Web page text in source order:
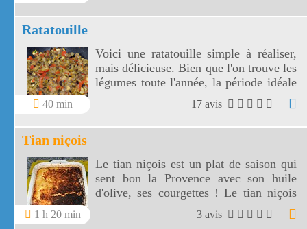
Ratatouille
40 min
Voici une ratatouille simple à réaliser,
mais délicieuse. Bien que l'on trouve les
légumes toute l'année, la période idéale
pour faire cette ratatouille bohémienne
reste le printemps et l'été.
17 avis
Tian niçois
1 h 20 min
Le tian niçois est un plat de saison qui
sent bon la Provence avec son huile
d'olive, ses courgettes ! Le tian niçois
séduira vos hôtes servi dans ce fameux
tian qui a donné son nom à la recette.
3 avis